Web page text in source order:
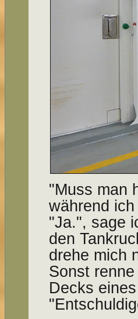
"Muss man
während
"Ja.", sage
den
drehe mich
Sonst
Decks